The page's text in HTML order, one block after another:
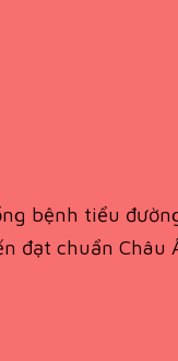
bệnh tiểu
đạt chuẩn Châu